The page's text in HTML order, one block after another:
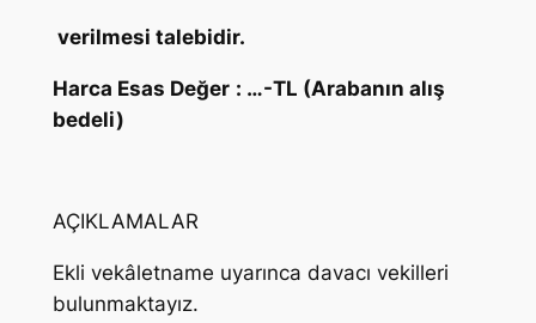
verilmesi talebidir.
Harca Esas Değer : …-TL (Arabanın alış
bedeli)
AÇIKLAMALAR
Ekli vekâletname uyarınca davacı vekilleri
bulunmaktayız.